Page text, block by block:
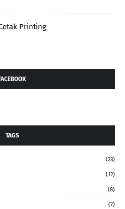
Printing
TAGS
(23)
(12)
(8)
(7)